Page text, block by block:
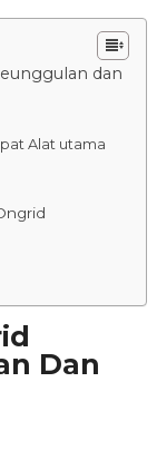
dan
Alat utama
Dan